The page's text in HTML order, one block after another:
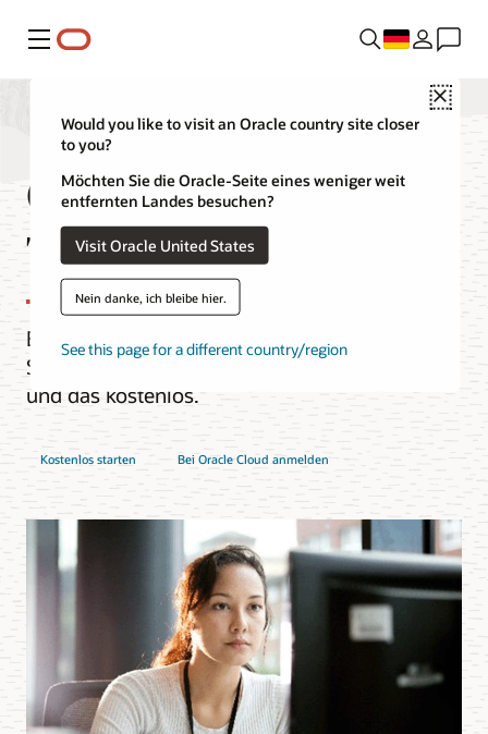
Menü
Close
Would you like to visit an Oracle country site closer
to you?
Möchten Sie die Oracle-Seite eines weniger weit
entfernten Landes besuchen?
Visit Oracle United States
Nein danke, ich bleibe hier.
See this page for a different country/region
Oracle Cloud Free
Tier
Erstellen, testen und implementieren
Sie Anwendungen in Oracle Cloud –
und das kostenlos.
Kostenlos starten Bei Oracle Cloud anmelden